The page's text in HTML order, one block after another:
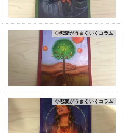
◇恋愛がうまくいくコラム
◇恋愛がうまくいくコラム